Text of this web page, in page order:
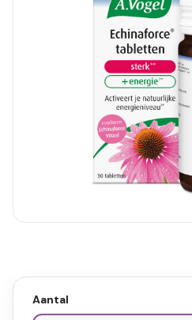
Aantal